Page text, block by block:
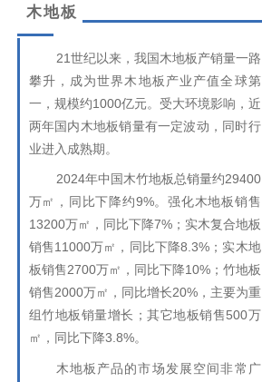
木地板
21世纪以来，我国木地板产销量一路
攀升，成为世界木地板产业产值全球第
一，规模约1000亿元。受大环境影响，近
两年国内木地板销量有一定波动，同时行
业进入成熟期。
2024年中国木竹地板总销量约29400
万㎡，同比下降约9%。强化木地板销售
13200万㎡，同比下降7%；实木复合地板
销售11000万㎡，同比下降8.3%；实木地
板销售2700万㎡，同比下降10%；竹地板
销售2000万㎡，同比增长20%，主要为重
组竹地板销量增长；其它地板销售500万
㎡，同比下降3.8%。
木地板产品的市场发展空间非常广